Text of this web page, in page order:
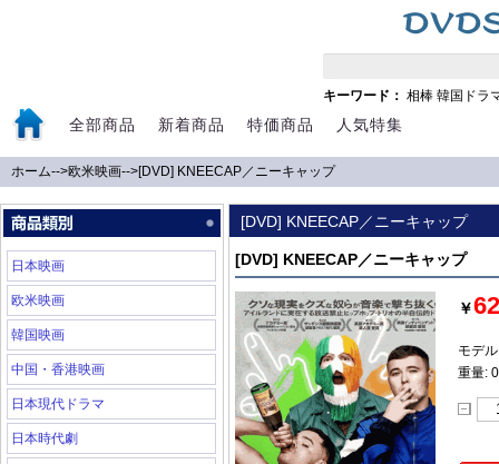
キーワード： 相棒 韓国ドラ
全部商品 新着商品 特価商品 人気特集
ホーム-->欧米映画-->[DVD] KNEECAP／ニーキャップ
日本映画
欧米映画
韓国映画
中国・香港映画
日本現代ドラマ
日本時代劇
[DVD] KNEECAP／ニーキャップ
[DVD] KNEECAP／ニーキャップ
￥
モデ
重量: